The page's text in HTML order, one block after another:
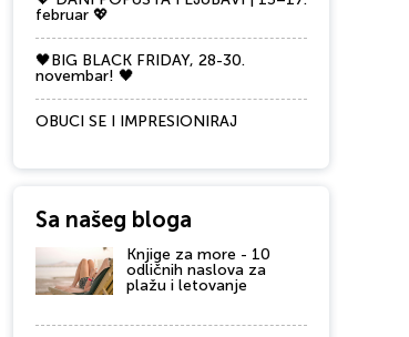
februar 💖
🖤BIG BLACK FRIDAY, 28-30.
novembar! 🖤
OBUCI SE I IMPRESIONIRAJ
Sa našeg bloga
Knjige za more - 10
odličnih naslova za
plažu i letovanje